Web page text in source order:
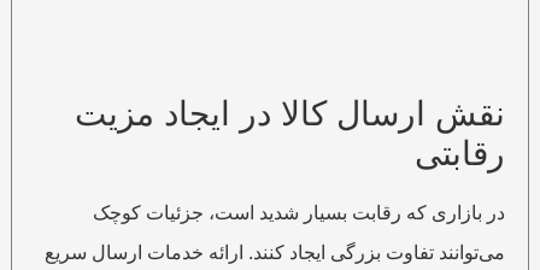
نقش ارسال کالا در ایجاد مزیت
رقابتی
در بازاری که رقابت بسیار شدید است، جزئیات کوچک
می‌توانند تفاوت بزرگی ایجاد کنند. ارائه خدمات ارسال سریع